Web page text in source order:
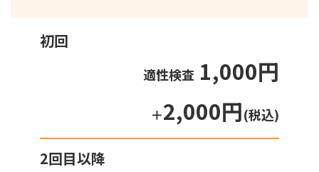
初回
適性検査 1,000円
＋2,000円(税込)
2回目以降